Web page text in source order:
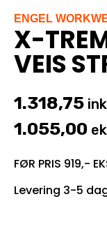
ENGEL
X-
VEIS
1.318,75
1.055,00
FØR PRIS 919,-
Levering 3-5